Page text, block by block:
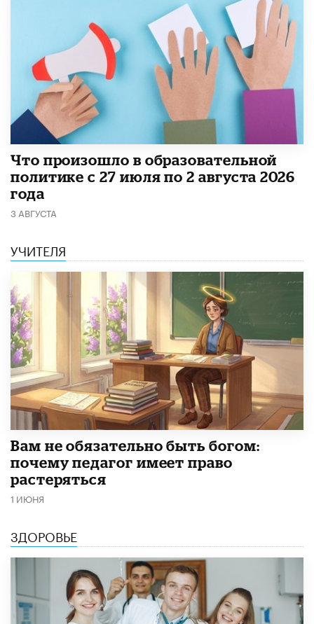
​Что произошло в образовательной
политике с 27 июля по 2 августа 2026
года
3 АВГУСТА
УЧИТЕЛЯ
​Вам не обязательно быть богом:
почему педагог имеет право
растеряться
1 ИЮНЯ
ЗДОРОВЬЕ